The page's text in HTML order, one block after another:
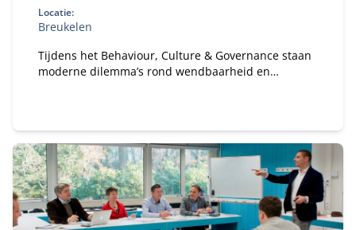
Locatie:
Breukelen
Tijdens het Behaviour, Culture & Governance staan
moderne dilemma’s rond wendbaarheid en